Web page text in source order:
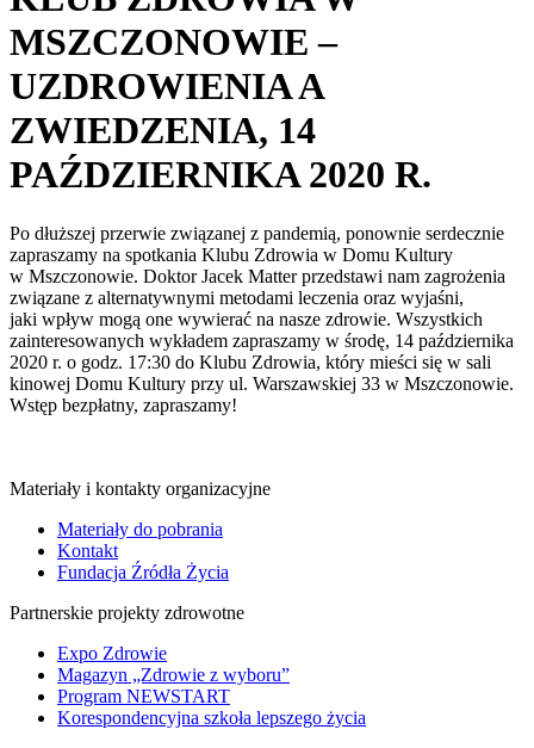
MSZCZONOWIE –
UZDROWIENIA A
ZWIEDZENIA, 14
PAŹDZIERNIKA 2020 R.
Po dłuższej przerwie związanej z pandemią, ponownie serdecznie
zapraszamy na spotkania Klubu Zdrowia w Domu Kultury
w Mszczonowie. Doktor Jacek Matter przedstawi nam zagrożenia
związane z alternatywnymi metodami leczenia oraz wyjaśni,
jaki wpływ mogą one wywierać na nasze zdrowie. Wszystkich
zainteresowanych wykładem zapraszamy w środę, 14 października
2020 r. o godz. 17:30 do Klubu Zdrowia, który mieści się w sali
kinowej Domu Kultury przy ul. Warszawskiej 33 w Mszczonowie.
Wstęp bezpłatny, zapraszamy!
Materiały i kontakty organizacyjne
Materiały do pobrania
Kontakt
Fundacja Źródła Życia
Partnerskie projekty zdrowotne
Expo Zdrowie
Magazyn „Zdrowie z wyboru”
Program NEWSTART
Korespondencyjna szkoła lepszego życia